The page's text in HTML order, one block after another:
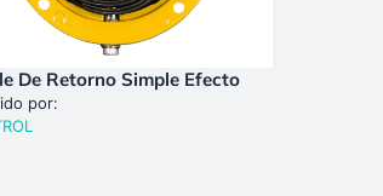
De Retorno Simple Efecto
por: